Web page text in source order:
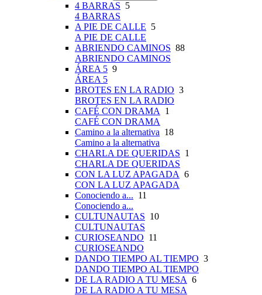
4 BARRAS 5
4 BARRAS
A PIE DE CALLE 5
A PIE DE CALLE
ABRIENDO CAMINOS 88
ABRIENDO CAMINOS
ÁREA 5 9
ÁREA 5
BROTES EN LA RADIO 3
BROTES EN LA RADIO
CAFÉ CON DRAMA
1
CAFÉ CON DRAMA
Camino a la alternativa 18
Camino a la alternativa
CHARLA DE QUERIDAS 1
CHARLA DE QUERIDAS
CON LA LUZ APAGADA 6
CON LA LUZ APAGADA
Conociendo a... 11
Conociendo a...
CULTUNAUTAS 10
CULTUNAUTAS
CURIOSEANDO 11
CURIOSEANDO
DANDO TIEMPO AL TIEMPO 3
DANDO TIEMPO AL TIEMPO
DE LA RADIO A TU MESA 6
DE LA RADIO A TU MESA